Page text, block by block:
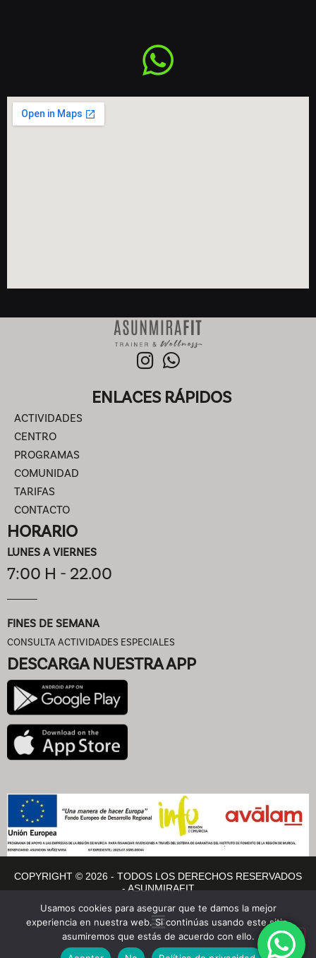
ENLACES RÁPIDOS
ACTIVIDADES
CENTRO
PROGRAMAS
COMUNIDAD
TARIFAS
CONTACTO
HORARIO
LUNES A VIERNES
7:00 H - 22.00
FINES DE SEMANA
CONSULTA ACTIVIDADES ESPECIALES
DESCARGA NUESTRA APP
COPYRIGHT © 2026 - TODOS LOS DERECHOS RESERVADOS
- ASUNMIRAFIT
Usamos cookies para asegurar que te damos la mejor
experiencia en nuestra web. Si continúas usando este sitio,
asumiremos que estás de acuerdo con ello.